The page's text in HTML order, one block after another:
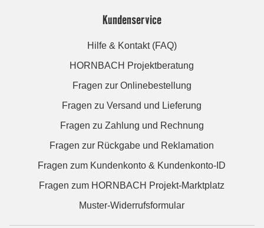
Kundenservice
Hilfe & Kontakt (FAQ)
HORNBACH Projektberatung
Fragen zur Onlinebestellung
Fragen zu Versand und Lieferung
Fragen zu Zahlung und Rechnung
Fragen zur Rückgabe und Reklamation
Fragen zum Kundenkonto & Kundenkonto-ID
Fragen zum HORNBACH Projekt-Marktplatz
Muster-Widerrufsformular